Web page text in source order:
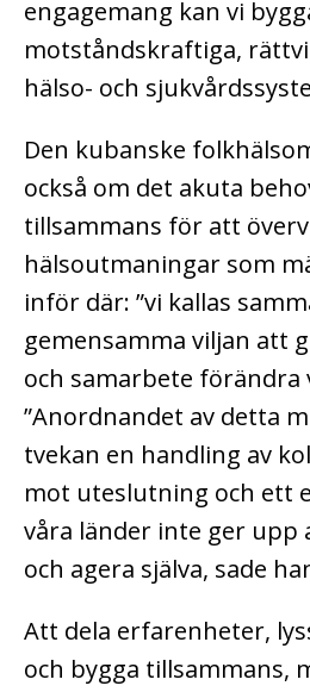
engagemang kan vi
motståndskraftiga,
hälso- och
Den kubanske
också om det akuta
tillsammans för att
hälsoutmaningar som
inför där: ”vi kallas
gemensamma viljan att
och samarbete förändra
”Anordnandet av detta
tvekan en handling av
mot uteslutning och ett
våra länder inte ger upp
och agera själva, sade
Att dela erfarenheter,
och bygga tillsammans,